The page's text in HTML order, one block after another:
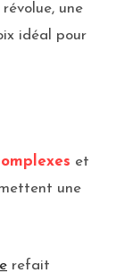
une
idéal pour
et
une
refait